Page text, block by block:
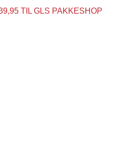
TIL GLS PAKKESHOP